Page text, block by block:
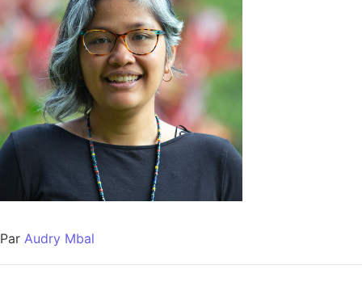
Par Audry Mbal